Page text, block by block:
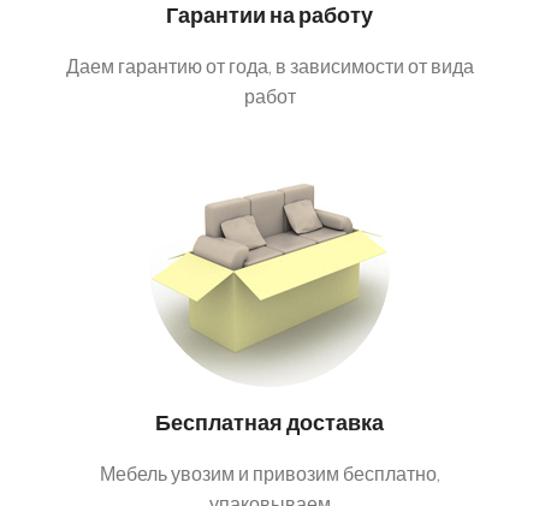
Гарантии на работу
Даем гарантию от года, в зависимости от вида
работ
Бесплатная доставка
Мебель увозим и привозим бесплатно,